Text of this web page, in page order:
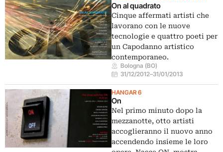
On al quadrato
Cinque affermati artisti che
lavorano con le nuove
tecnologie e quattro poeti per
un Capodanno artistico
contemporaneo.
Bologna (BO)
31/12/2012–31/01/2013
HANGAR 6
On
Nel primo minuto dopo la
mezzanotte, otto artisti
accoglieranno il nuovo anno
accendendo insieme le loro